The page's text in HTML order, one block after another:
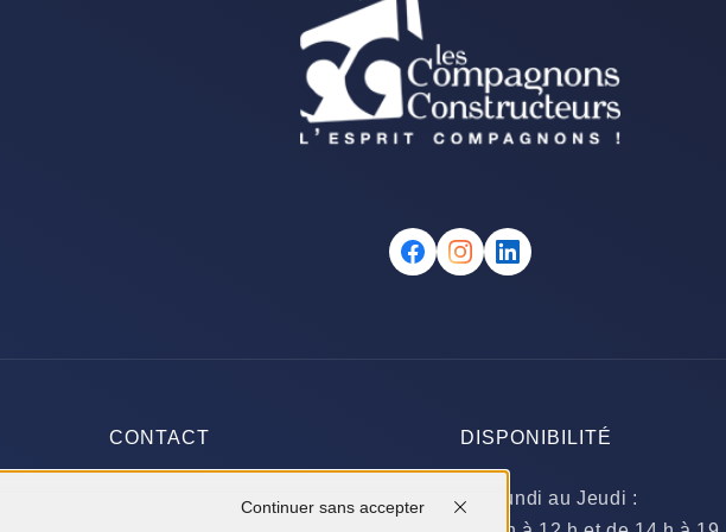
CONTACT
Rue du Vignery
DISPONIBILITÉ
Du Lundi au Jeudi :
Continuer sans accepter